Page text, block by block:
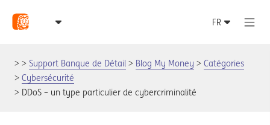
Support Banque de Détail Blog My Money
Catégories
Cybersécurité
DDoS – un type particulier de cybercriminalité